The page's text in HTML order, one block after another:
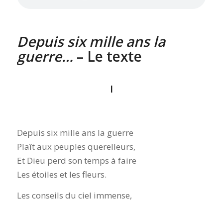
Depuis six mille ans la
guerre… – Le texte
I
Depuis six mille ans la guerre
Plaît aux peuples querelleurs,
Et Dieu perd son temps à faire
Les étoiles et les fleurs.
Les conseils du ciel immense,